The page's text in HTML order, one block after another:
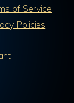
of Service
Policies